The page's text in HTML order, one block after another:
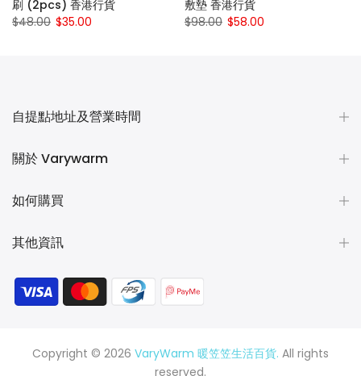
刷 (2pcs) 香港行貨
$48.00 $35.00
敷墊 香港行貨
$98.00 $58.00
自提點地址及營業時間
關於 Varywarm
如何購買
其他資訊
Copyright © 2026 VaryWarm 暖笠笠生活百貨. All rights
reserved.